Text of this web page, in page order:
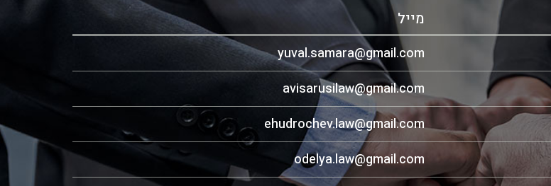
מייל
yuval.samara@gmail.com
avisarusilaw@gmail.com
ehudrochev.law@gmail.com
odelya.law@gmail.com